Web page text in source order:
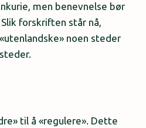
men benevnelse bør
forskriften står nå,
noen steder
til å «regulere». Dette